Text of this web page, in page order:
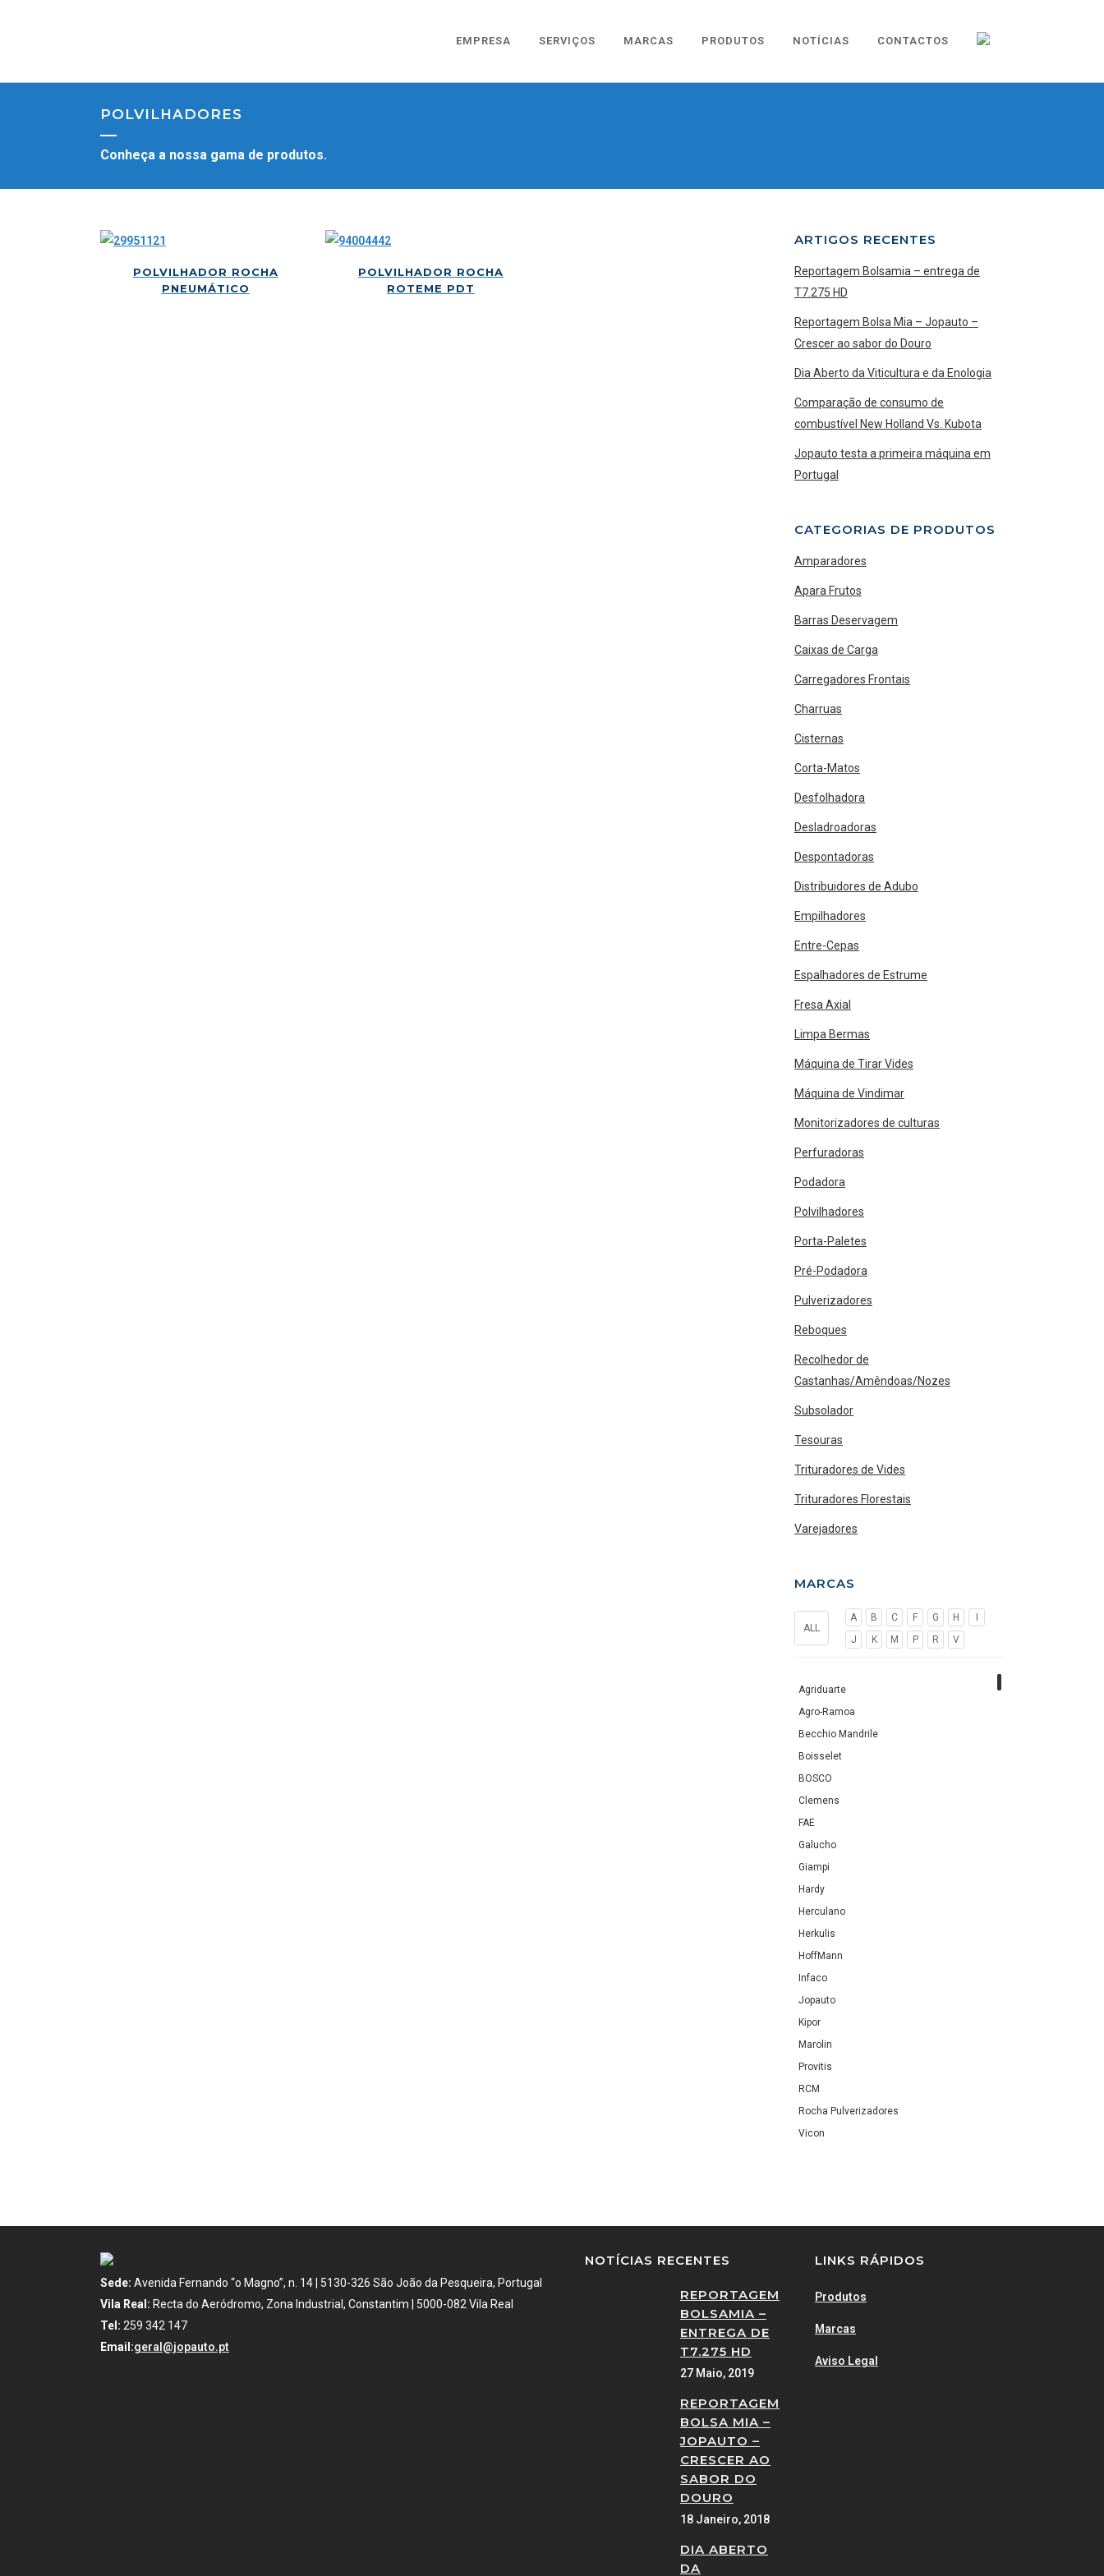
EMPRESA SERVIÇOS MARCAS PRODUTOS NOTÍCIAS CONTACTOS
POLVILHADORES
Conheça a nossa gama de produtos.
POLVILHADOR ROCHA
PNEUMÁTICO
POLVILHADOR ROCHA
ROTEME PDT
ARTIGOS RECENTES
Reportagem Bolsamia – entrega de
T7.275 HD
Reportagem Bolsa Mia – Jopauto –
Crescer ao sabor do Douro
Dia Aberto da Viticultura e da Enologia
Comparação de consumo de
combustível New Holland Vs. Kubota
Jopauto testa a primeira máquina em
Portugal
CATEGORIAS DE PRODUTOS
Amparadores
Apara Frutos
Barras Deservagem
Caixas de Carga
Carregadores Frontais
Charruas
Cisternas
Corta-Matos
Desfolhadora
Desladroadoras
Despontadoras
Distribuidores de Adubo
Empilhadores
Entre-Cepas
Espalhadores de Estrume
Fresa Axial
Limpa Bermas
Máquina de Tirar Vides
Máquina de Vindimar
Monitorizadores de culturas
Perfuradoras
Podadora
Polvilhadores
Porta-Paletes
Pré-Podadora
Pulverizadores
Reboques
Recolhedor de
Castanhas/Amêndoas/Nozes
Subsolador
Tesouras
Trituradores de Vides
Trituradores Florestais
Varejadores
MARCAS
ALL
A B C F G H
J
K M P R V
Agriduarte
Agro-Ramoa
Becchio Mandrile
Boisselet
BOSCO
Clemens
FAE
Galucho
Giampi
Hardy
Herculano
Herkulis
HoffMann
Infaco
Jopauto
Kipor
Marolin
Provitis
RCM
Rocha Pulverizadores
Vicon
Sede: Avenida Fernando “o Magno”, n. 14 | 5130-326 São João da Pesqueira, Portugal
Vila Real: Recta do Aeródromo, Zona Industrial, Constantim | 5000-082 Vila Real
Tel: 259 342 147
Email:geral@jopauto.pt
NOTÍCIAS RECENTES
REPORTAGEM
BOLSAMIA –
ENTREGA DE
T7.275 HD
27 Maio, 2019
REPORTAGEM
BOLSA MIA –
JOPAUTO –
CRESCER AO
SABOR DO
DOURO
18 Janeiro, 2018
DIA ABERTO
DA
LINKS RÁPIDOS
Produtos
Marcas
Aviso Legal